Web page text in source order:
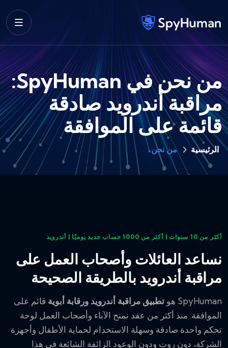
من نحن في SpyHuman:
مراقبة أندرويد صادقة
قائمة على الموافقة
الرئيسية من نحن
أكثر من 10 سنوات | أكثر من 1000 حساب جديد يوميًا | أندرويد
نساعد العائلات وأصحاب العمل على
مراقبة أندرويد بالطريقة الصحيحة
SpyHuman هو تطبيق مراقبة أندرويد ورقابة أبوية قائم على
الموافقة. منذ أكثر من عقد نمنح الآباء وأصحاب العمل لوحة
تحكم واحدة صادقة وسهلة الاستخدام لحماية الأطفال وأجهزة
الشركة، دون روت ودون الوعود الزائفة الشائعة في هذا